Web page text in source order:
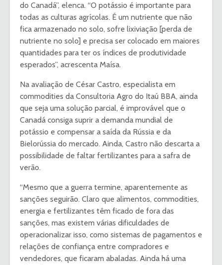
do Canadá”, elenca. “O potássio é importante para
todas as culturas agrícolas. É um nutriente que não
fica armazenado no solo, sofre lixiviação [perda de
nutriente no solo] e precisa ser colocado em maiores
quantidades para ter os índices de produtividade
esperados”, acrescenta Maísa.
Na avaliação de César Castro, especialista em
commodities da Consultoria Agro do Itaú BBA, ainda
que seja uma solução parcial, é improvável que o
Canadá consiga suprir a demanda mundial de
potássio e compensar a saída da Rússia e da
Bielorússia do mercado. Ainda, Castro não descarta a
possibilidade de faltar fertilizantes para a safra de
verão.
“Mesmo que a guerra termine, aparentemente as
sanções seguirão. Claro que alimentos, commodities,
energia e fertilizantes têm ficado de fora das
sanções, mas existem várias dificuldades de
operacionalizar isso, como sistemas de pagamentos e
relações de confiança entre compradores e
vendedores, que ficaram abaladas. Ainda há uma